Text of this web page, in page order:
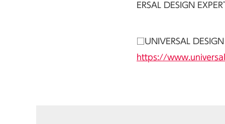
ERSAL DESIGN
□UNIVERSAL
https://